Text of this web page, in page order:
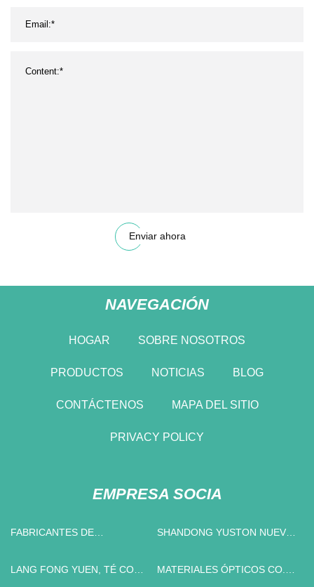
Enviar ahora
NAVEGACIÓN
HOGAR SOBRE NOSOTROS
PRODUCTOS NOTICIAS BLOG
CONTÁCTENOS MAPA DEL SITIO
PRIVACY POLICY
EMPRESA SOCIA
FABRICANTES DE
BAJA PRESIÓN DE CHINA
SHANDONG YUSTON NUEVO
LANG FONG YUEN, TÉ CON
MATERIALES ÓPTICOS CO.,